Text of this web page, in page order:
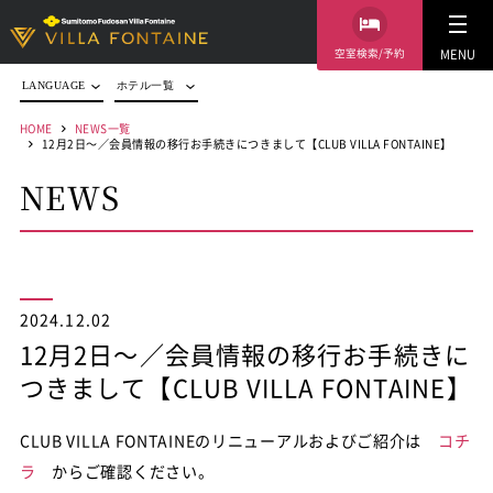
空室検索/予約 MENU
LANGUAGE ホテル一覧
HOME
NEWS一覧
12月2日～／会員情報の移行お手続きにつきまして【CLUB VILLA FONTAINE】
NEWS
2024.12.02
12月2日～／会員情報の移行お手続きに
つきまして【CLUB VILLA FONTAINE】
CLUB VILLA FONTAINEのリニューアルおよびご紹介は
コチ
ラ からご確認ください。